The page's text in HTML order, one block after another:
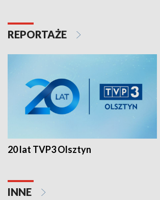
REPORTAŻE
20 lat TVP3 Olsztyn
INNE